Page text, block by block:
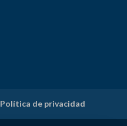
Política de privacidad